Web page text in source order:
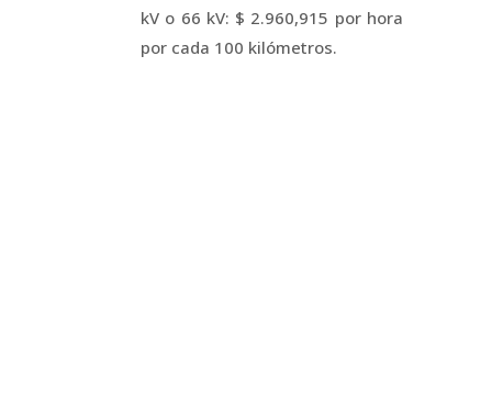
kV o 66 kV: $ 2.960,915 por hora
por cada 100 kilómetros.